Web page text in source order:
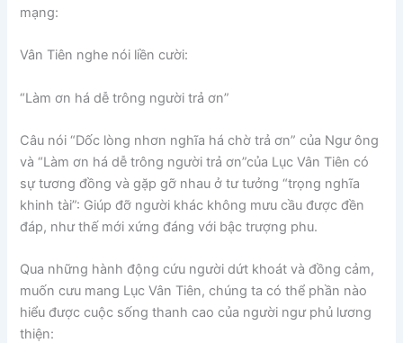
mạng:
Vân Tiên nghe nói liền cười:
“Làm ơn há dễ trông người trả ơn”
Câu nói “Dốc lòng nhơn nghĩa há chờ trả ơn” của Ngư ông
và “Làm ơn há dễ trông người trả ơn”của Lục Vân Tiên có
sự tương đồng và gặp gỡ nhau ở tư tưởng “trọng nghĩa
khinh tài”: Giúp đỡ người khác không mưu cầu được đền
đáp, như thế mới xứng đáng với bậc trượng phu.
Qua những hành động cứu người dứt khoát và đồng cảm,
muốn cưu mang Lục Vân Tiên, chúng ta có thể phần nào
hiểu được cuộc sống thanh cao của người ngư phủ lương
thiện: